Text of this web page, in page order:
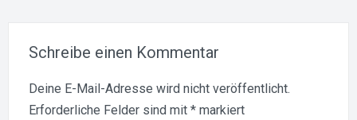
Schreibe einen Kommentar
Deine E-Mail-Adresse wird nicht veröffentlicht.
Erforderliche Felder sind mit * markiert